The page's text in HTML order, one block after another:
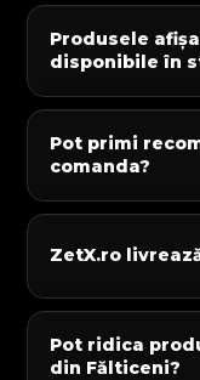
Produsele
disponibile în
Pot primi
comanda?
ZetX.ro
Pot ridica
din Fălticeni?